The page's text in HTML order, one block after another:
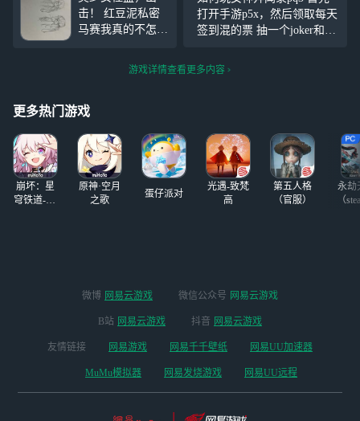
以后都不会用网易云玩p5x，
从开服到现在我在网易云里
遇到了多少bug我
击！ 红豆泥私密
马赛我真的不怎么
觉小王比莲莲好
画。。可能是因为
是中分/侧分导致
打开手游p5x，然后领取每天
签到混的票 抽一个joker和结
#女神异闻录：夜幕魅影#
游戏详情查看更多内容
更多热门游戏
崩坏：星
穹铁道-4.4
原神·空月
之歌
蛋仔派对
光遇-致梵
高
第五人格
（官服）
永劫
（
微博 网易云游戏 微信公众号 网易云游戏
B站 网易云游戏 抖音 网易云游戏
友情链接 网易游戏 网易千千壁纸 网易UU加速器
MuMu模拟器 网易发烧游戏 网易UU远程